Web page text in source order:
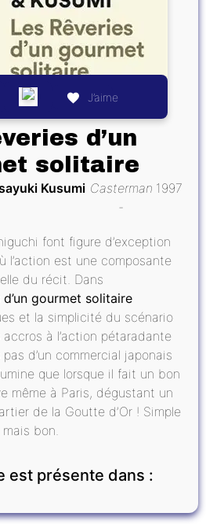
J’aime
d’un
solitaire
Kusumi Casterman 1997
font figure d’exception
l’action est une composante
du récit. Dans
gourmet solitaire
et la simplicité du scénario
à l’action pétaradante
d’un commercial japonais
que lorsque il fait un bon
même à Paris, dégustant un
de la Goutte d’Or ! Simple
mais bon.
est présente dans :